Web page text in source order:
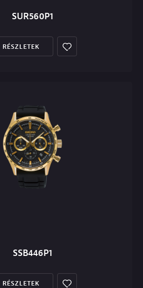
SUR560P1
RÉSZLETEK
SSB446P1
RÉSZLETEK